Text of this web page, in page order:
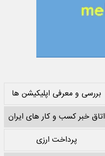
بررسی و معرفی اپلیکیشن ها
اتاق خبر کسب و کار های ایران
پرداخت ارزی